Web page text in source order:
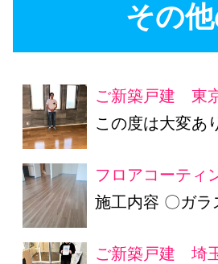
その
ご新築戸建 東
この度は大変あ
フロアコーティ
施工内容 〇ガラ
ご新築戸建 埼